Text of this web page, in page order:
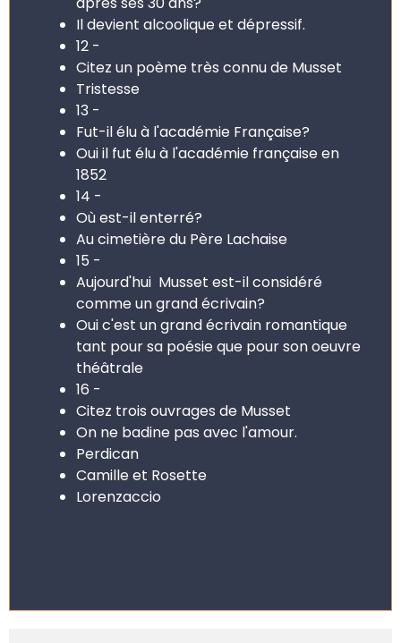
Il devient alcoolique et dépressif.
12 -
Citez un poème très connu de Musset
Tristesse
13 -
Fut-il élu à l'académie Française?
Oui il fut élu à l'académie française en
1852
14 -
Où est-il enterré?
Au cimetière du Père Lachaise
15 -
Aujourd'hui Musset est-il considéré
comme un grand écrivain?
Oui c'est un grand écrivain romantique
tant pour sa poésie que pour son oeuvre
théâtrale
16 -
Citez trois ouvrages de Musset
On ne badine pas avec l'amour.
Perdican
Camille et Rosette
Lorenzaccio